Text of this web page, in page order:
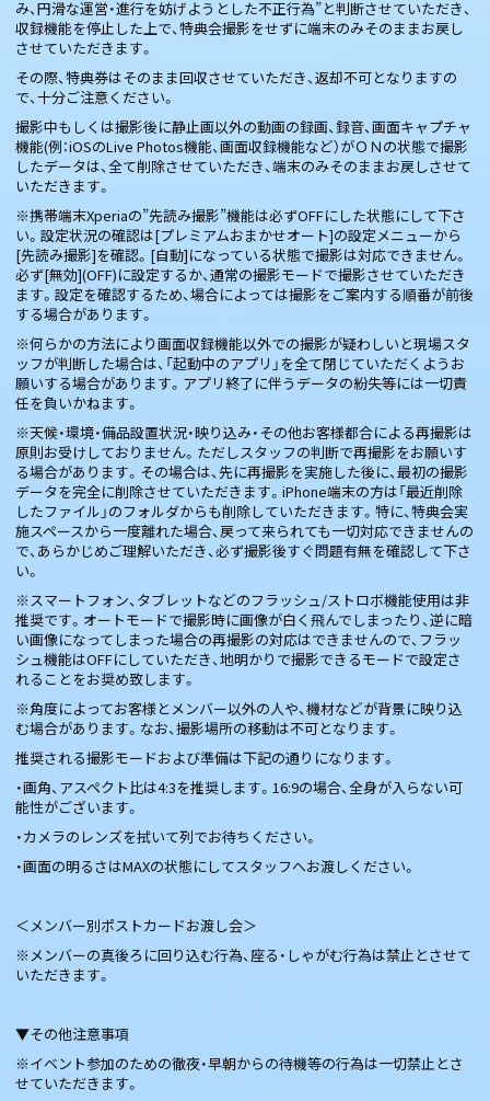
み、円滑な運営・進行を妨げようとした不正行為”と判断させていただき、
収録機能を停止した上で、特典会撮影をせずに端末のみそのままお戻し
させていただきます。
その際、特典券はそのまま回収させていただき、返却不可となりますの
で、十分ご注意ください。
撮影中もしくは撮影後に静止画以外の動画の録画、録音、画面キャプチャ
機能(例：iOSのLive Photos機能、画面収録機能など）がＯＮの状態で撮影
したデータは、全て削除させていただき、端末のみそのままお戻しさせて
いただきます。
※携帯端末Xperiaの”先読み撮影”機能は必ずOFFにした状態にして下さ
い。設定状況の確認は[プレミアムおまかせオート]の設定メニューから
[先読み撮影]を確認。[自動]になっている状態で撮影は対応できません。
必ず[無効](OFF)に設定するか、通常の撮影モードで撮影させていただき
ます。設定を確認するため、場合によっては撮影をご案内する順番が前後
する場合があります。
※何らかの方法により画面収録機能以外での撮影が疑わしいと現場スタ
ッフが判断した場合は、「起動中のアプリ」を全て閉じていただくようお
願いする場合があります。アプリ終了に伴うデータの紛失等には一切責
任を負いかねます。
※天候・環境・備品設置状況・映り込み・その他お客様都合による再撮影は
原則お受けしておりません。ただしスタッフの判断で再撮影をお願いす
る場合があります。その場合は、先に再撮影を実施した後に、最初の撮影
データを完全に削除させていただきます。iPhone端末の方は「最近削除
したファイル」のフォルダからも削除していただきます。特に、特典会実
施スペースから一度離れた場合、戻って来られても一切対応できませんの
で、あらかじめご理解いただき、必ず撮影後すぐ問題有無を確認して下さ
い。
※スマートフォン、タブレットなどのフラッシュ/ストロボ機能使用は非
推奨です。オートモードで撮影時に画像が白く飛んでしまったり、逆に暗
い画像になってしまった場合の再撮影の対応はできませんので、フラッ
シュ機能はOFFにしていただき、地明かりで撮影できるモードで設定さ
れることをお奨め致します。
※角度によってお客様とメンバー以外の人や、機材などが背景に映り込
む場合があります。なお、撮影場所の移動は不可となります。
推奨される撮影モードおよび準備は下記の通りになります。
・画角、アスペクト比は4:3を推奨します。16:9の場合、全身が入らない可
能性がございます。
・カメラのレンズを拭いて列でお待ちください。
・画面の明るさはMAXの状態にしてスタッフへお渡しください。
＜メンバー別ポストカードお渡し会＞
※メンバーの真後ろに回り込む行為、座る・しゃがむ行為は禁止とさせて
いただきます。
▼その他注意事項
※イベント参加のための徹夜・早朝からの待機等の行為は一切禁止とさ
せていただきます。